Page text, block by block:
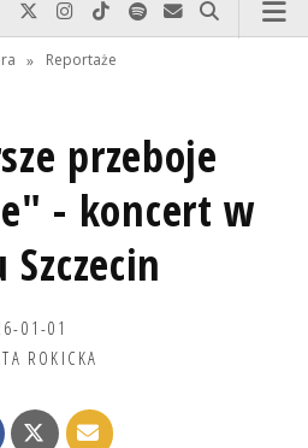
po prostu do nas zadzwoń
Odwiedź nas na Facebook-u
Odwiedź nas na X
Odwiedź nas na Instagram-ie
Odwiedź nas na TikTok-u
Szukaj nas na Spotify
Wyślij do nas
Szukaj
» Reportaże
przeboje
- koncert w
Szczecin
01-01
ROKICKA